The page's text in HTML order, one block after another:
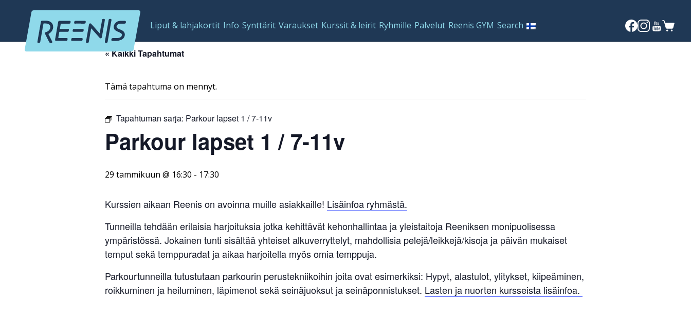
Liput & lahjakortit Info Synttärit Varaukset Kurssit & leirit Ryhmille Palvelut Reenis GYM Search
« Kaikki Tapahtumat
Tämä tapahtuma on mennyt.
Tapahtuman sarja: Parkour lapset 1 / 7-11v
Parkour lapset 1 / 7-11v
29 tammikuun @ 16:30 - 17:30
Kurssien aikaan Reenis on avoinna muille asiakkaille! Lisäinfoa ryhmästä.
Tunneilla tehdään erilaisia harjoituksia jotka kehittävät kehonhallintaa ja yleistaitoja Reeniksen monipuolisessa
ympäristössä. Jokainen tunti sisältää yhteiset alkuverryttelyt, mahdollisia pelejä/leikkejä/kisoja ja päivän mukaiset
temput sekä temppuradat ja aikaa harjoitella myös omia temppuja.
Parkourtunneilla tutustutaan parkourin perustekniikoihin joita ovat esimerkiksi: Hypyt, alastulot, ylitykset, kiipeäminen,
roikkuminen ja heiluminen, läpimenot sekä seinäjuoksut ja seinäponnistukset. Lasten ja nuorten kursseista lisäinfoa.